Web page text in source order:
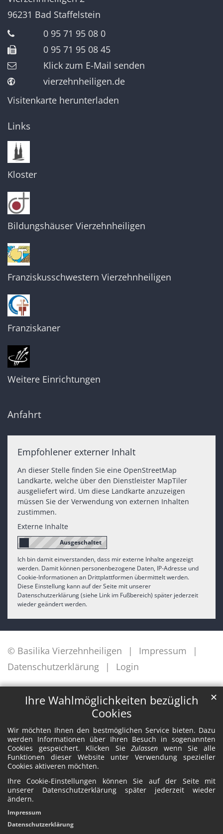
Ihre Wahlmöglichkeiten bezüglich
Cookies
Wir möchten Ihnen den bestmöglichen Service bieten. Dazu
werden Informationen über Ihren Besuch in sogenannten
Cookies gespeichert. Klicken SieZulassen wenn Sie alle
Funktionen dieser Website unter Verwendung spezieller
Cookies aktiveren möchten.
Ihre Cookie-Einstellungen können Sie auf der Seite mit
unserer Datenschutzerklärung später jederzeit wieder
ändern.
✕
Impressum
Datenschutzerklärung
96231 Bad Staffelstein
0 95 71 95 08 0
0 95 71 95 08 45
Klick zum E-Mail senden
vierzehnheiligen.de
Visitenkarte herunterladen
Links
Kloster
Bildungshäuser Vierzehnheiligen
Franziskusschwestern Vierzehnheiligen
Franziskaner
Weitere Einrichtungen
Anfahrt
Empfohlener externer Inhalt
An dieser Stelle finden Sie eine OpenStreetMap
Landkarte, welche über den Dienstleister MapTiler
ausgeliefert wird. Um diese Landkarte anzuzeigen
müssen Sie der Verwendung von externen Inhalten
zustimmen.
Externe Inhalte
Ich bin damit einverstanden, dass mir externe Inhalte angezeigt
werden. Damit können personenbezogene Daten, IP-Adresse und
Cookie-Informationen an Drittplattformen übermittelt werden.
Diese Einstellung kann auf der Seite mit unserer
Datenschutzerklärung (siehe Link im Fußbereich) später jederzeit
wieder geändert werden.
© Basilika Vierzehnheiligen
Impressum
Datenschutzerklärung
Login